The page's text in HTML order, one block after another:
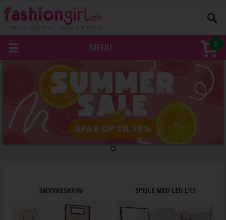
0
MENU
SMYKKESKRIN SPEJLE MED LED LYS